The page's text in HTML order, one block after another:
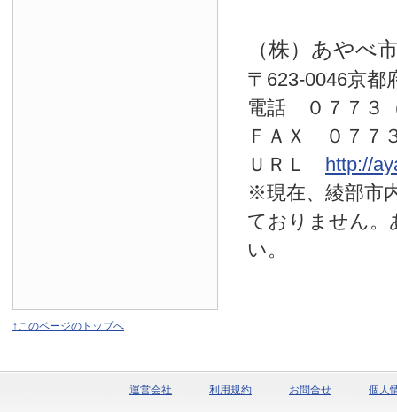
（株）あやべ
〒623-0046京都
電話 ０７７
ＦＡＸ ０７７
ＵＲＬ http://
※現在、綾部市
ておりません。
い。
↑このページのトップへ
運営会社 利用規約 お問合せ 個人